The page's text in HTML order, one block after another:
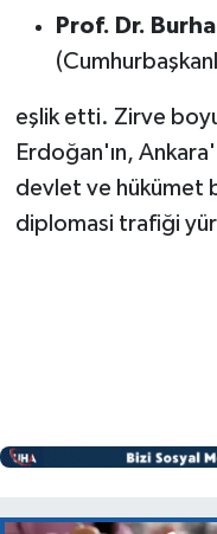
Prof. Dr.
eşlik etti. Zirve
Erdoğan'ın,
devlet ve hükümet
diplomasi trafiği